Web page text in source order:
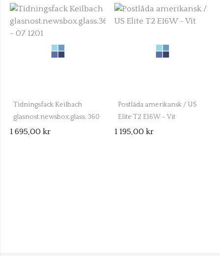
Tidningsfack Keilbach
glasnost.newsbox.glass. 360
- 07 1201
1 695,00 kr
Postlåda amerikansk / US
Elite T2 E16W - Vit
1 195,00 kr